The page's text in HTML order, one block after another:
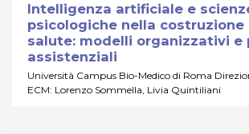
Intelligenza artificiale e
psicologiche nella costruzione
salute: modelli organizzativi e
assistenziali
Università Campus Bio-Medico di Roma
ECM: Lorenzo Sommella, Livia Quintiliani